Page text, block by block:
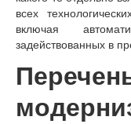
всех
включая
задействованных в